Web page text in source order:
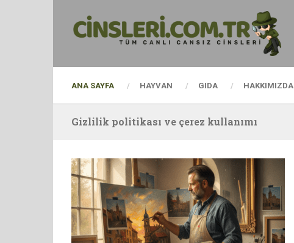
ANA SAYFA HAYVAN GIDA HAKKIMIZDA
Gizlilik politikası ve çerez kullanımı